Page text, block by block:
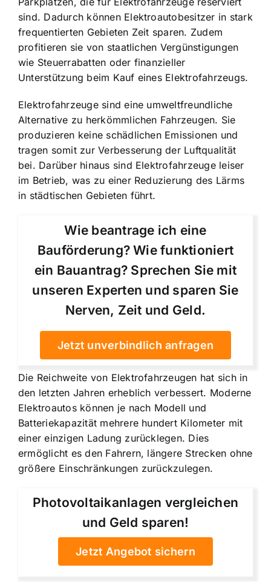
sind. Dadurch können Elektroautobesitzer in stark
frequentierten Gebieten Zeit sparen. Zudem
profitieren sie von staatlichen Vergünstigungen
wie Steuerrabatten oder finanzieller
Unterstützung beim Kauf eines Elektrofahrzeugs.
Elektrofahrzeuge sind eine umweltfreundliche
Alternative zu herkömmlichen Fahrzeugen. Sie
produzieren keine schädlichen Emissionen und
tragen somit zur Verbesserung der Luftqualität
bei. Darüber hinaus sind Elektrofahrzeuge leiser
im Betrieb, was zu einer Reduzierung des Lärms
in städtischen Gebieten führt.
Wie beantrage ich eine
Bauförderung? Wie funktioniert
ein Bauantrag? Sprechen Sie mit
unseren Experten und sparen Sie
Nerven, Zeit und Geld.
Jetzt unverbindlich anfragen
Die Reichweite von Elektrofahrzeugen hat sich in
den letzten Jahren erheblich verbessert. Moderne
Elektroautos können je nach Modell und
Batteriekapazität mehrere hundert Kilometer mit
einer einzigen Ladung zurücklegen. Dies
ermöglicht es den Fahrern, längere Strecken ohne
größere Einschränkungen zurückzulegen.
Photovoltaikanlagen vergleichen
und Geld sparen!
Jetzt Angebot sichern